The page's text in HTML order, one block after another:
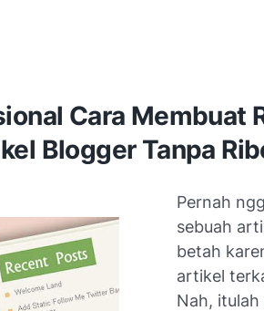
Cara Membuat
Blogger Tanpa
Pernah
sebuah
betah
artikel
Nah,